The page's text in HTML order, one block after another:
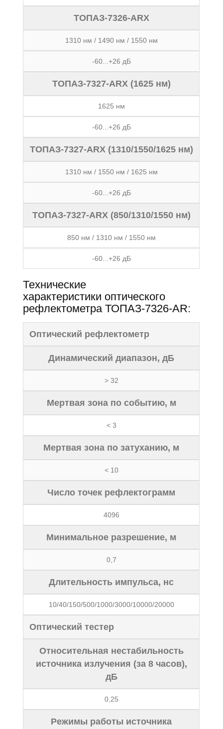
ТОПАЗ-7326-ARX
1310 нм / 1490 нм / 1550 нм
-60...+26 дБ
ТОПАЗ-7327-ARX (1625 нм)
1625 нм
-60...+26 дБ
ТОПАЗ-7327-ARX (1310/1550/1625 нм)
1310 нм / 1550 нм / 1625 нм
-60...+26 дБ
ТОПАЗ-7327-ARX (850/1310/1550 нм)
850 нм / 1310 нм / 1550 нм
-60...+26 дБ
Технические
характеристики оптического
рефлектометра ТОПАЗ-7326-AR:
Оптический рефлектометр
Динамический диапазон, дБ
> 32
Мертвая зона по событию, м
< 3
Мертвая зона по затуханию, м
< 10
Число точек рефлектограмм
4096
Минимальное разрешение, м
0,7
Длительность импульса, нс
10/40/150/500/1000/3000/10000/20000
Оптический тестер
Относительная нестабильность
источника излучения (за 8 часов),
дБ
0,25
Режимы работы источника